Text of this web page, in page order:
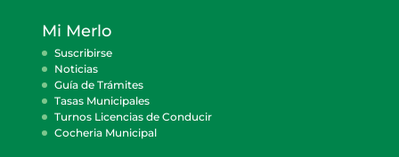
Mi Merlo
Suscribirse
Noticias
Guía de Trámites
Tasas Municipales
Turnos Licencias de Conducir
Cocheria Municipal